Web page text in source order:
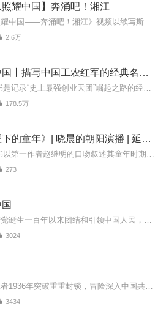
照耀中国】奔涌吧！湘江
2.6万
红星照耀中国丨描写中国工农红军的经典名著丨记载毛泽东、周恩来等革命领导人的第一手资料丨曾译为《西行漫记》
178.5万
《红星照耀下的童年》| 晓晨的朝阳演播 | 延安记忆 | 革命家风 | 童年往事 | 父辈传奇
273
3024
3434